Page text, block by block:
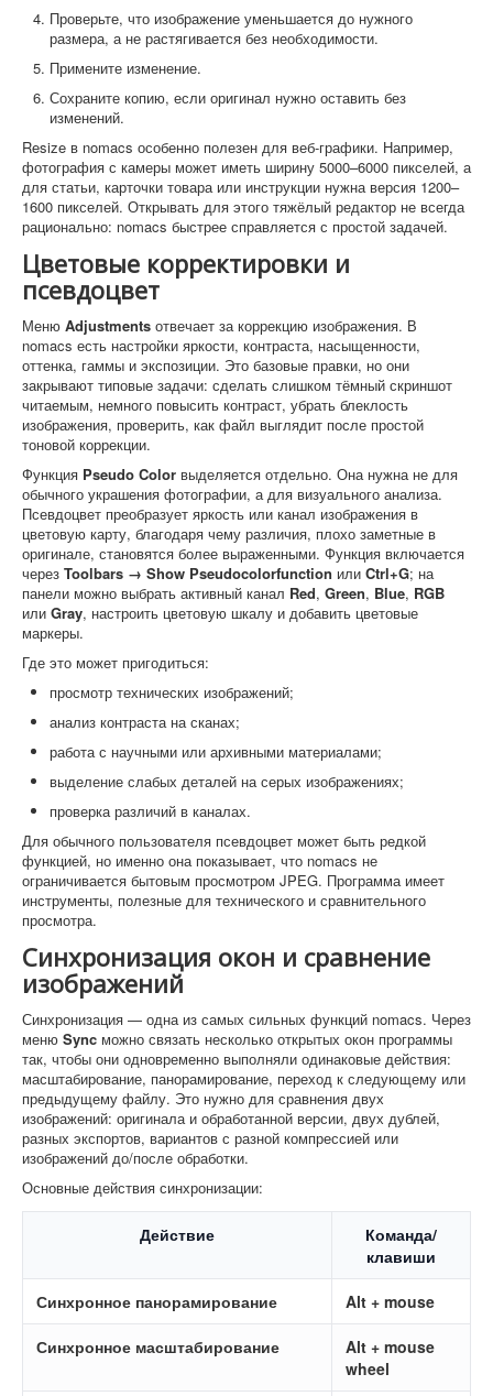
Проверьте, что изображение уменьшается до нужного
размера, а не растягивается без необходимости.
Примените изменение.
Сохраните копию, если оригинал нужно оставить без
изменений.
Resize в nomacs особенно полезен для веб-графики. Например,
фотография с камеры может иметь ширину 5000–6000 пикселей, а
для статьи, карточки товара или инструкции нужна версия 1200–
1600 пикселей. Открывать для этого тяжёлый редактор не всегда
рационально: nomacs быстрее справляется с простой задачей.
Цветовые корректировки и
псевдоцвет
Меню Adjustments отвечает за коррекцию изображения. В
nomacs есть настройки яркости, контраста, насыщенности,
оттенка, гаммы и экспозиции. Это базовые правки, но они
закрывают типовые задачи: сделать слишком тёмный скриншот
читаемым, немного повысить контраст, убрать блеклость
изображения, проверить, как файл выглядит после простой
тоновой коррекции.
Функция Pseudo Color выделяется отдельно. Она нужна не для
обычного украшения фотографии, а для визуального анализа.
Псевдоцвет преобразует яркость или канал изображения в
цветовую карту, благодаря чему различия, плохо заметные в
оригинале, становятся более выраженными. Функция включается
через Toolbars → Show Pseudocolorfunction или Ctrl+G; на
панели можно выбрать активный канал Red, Green, Blue, RGB
или Gray, настроить цветовую шкалу и добавить цветовые
маркеры.
Где это может пригодиться:
просмотр технических изображений;
анализ контраста на сканах;
работа с научными или архивными материалами;
выделение слабых деталей на серых изображениях;
проверка различий в каналах.
Для обычного пользователя псевдоцвет может быть редкой
функцией, но именно она показывает, что nomacs не
ограничивается бытовым просмотром JPEG. Программа имеет
инструменты, полезные для технического и сравнительного
просмотра.
Синхронизация окон и сравнение
изображений
Синхронизация — одна из самых сильных функций nomacs. Через
меню Sync можно связать несколько открытых окон программы
так, чтобы они одновременно выполняли одинаковые действия:
масштабирование, панорамирование, переход к следующему или
предыдущему файлу. Это нужно для сравнения двух
изображений: оригинала и обработанной версии, двух дублей,
разных экспортов, вариантов с разной компрессией или
изображений до/после обработки.
Основные действия синхронизации:
Действие
Команда/
клавиши
Синхронное панорамирование Alt + mouse
Синхронное масштабирование
Alt + mouse
wheel